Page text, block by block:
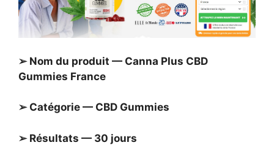
➢ Nom du produit — Canna Plus CBD
Gummies France
➢ Catégorie — CBD Gummies
➢ Résultats — 30 jours